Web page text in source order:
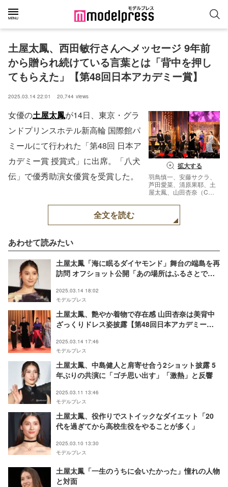
土屋太鳳、西田敏行さんへメッセージ 9年前
から贈られ続けている言葉とは「背中を押し
てもらえた」【第48回日本アカデミー賞】
2025.03.14 22:01 20,744 views
拡大する
羽鳥慎一、安藤サクラ、
芦田愛菜、清原果耶、土
屋太鳳、山田杏奈（C）
女優の土屋太鳳が14日、東京・グラ
ンドプリンスホテル新高輪 国際館パ
ミールにて行われた「第48回 日本ア
カデミー賞 授賞式」に出席。「八犬
伝」で優秀助演女優賞を受賞した。
全文を読む
あわせて読みたい
土屋太鳳「海に眠るダイヤモンド」舞台の端島を再
訪問 オフショット公開「あの場所はふるさとでし
2025.03.14 18:02
モデルプレス
土屋太鳳、艶やか着物で存在感 山田杏奈は美背中
ざっくりドレス姿披露【第48回日本アカデミー
2025.03.14 17:46
モデルプレス
土屋太鳳、中島健人と肩寄せ合う2ショット披露 5
年ぶりの共演に「ゴチ思い出す」「激熱」と反響
2025.03.11 13:46
モデルプレス
土屋太鳳、役作りでストイックなダイエット「20
代を過ぎてから高校生役をやることが多く」
2025.03.10 13:30
モデルプレス
土屋太鳳「一生のうちに会いたかった」憧れの人物
と対面